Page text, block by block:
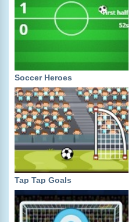
Soccer Heroes
Tap Tap Goals